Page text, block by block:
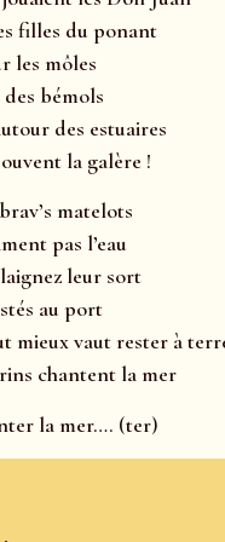
filles du ponant
les môles
bémols
des estuaires
la galère !
matelots
pas l’eau
leur sort
au port
mieux vaut rester à
chantent la mer
la mer…. (ter)